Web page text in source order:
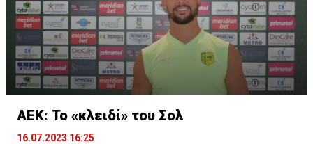
καλοκαίρι.
ΑΕΚ: Το «κλειδί» του Σολ
16.07.2023 16:25